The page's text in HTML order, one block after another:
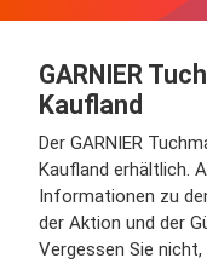
GARNIER
Kaufland
Der GARNIER
Kaufland erhältlich.
Informationen zu
der Aktion und der
Vergessen Sie